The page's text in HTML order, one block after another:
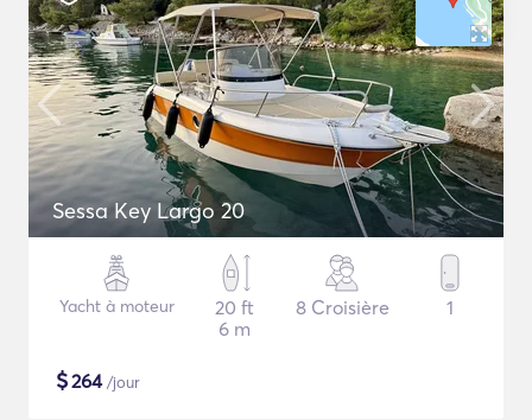
Sessa Key Largo 20
Yacht à moteur
20 ft
6 m
8 Croisière 1
$264/jour